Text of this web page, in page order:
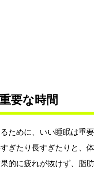
要な時間
ために、いい睡眠は重要
ぎたり長すぎたりと、体
的に疲れが抜けず、脂肪